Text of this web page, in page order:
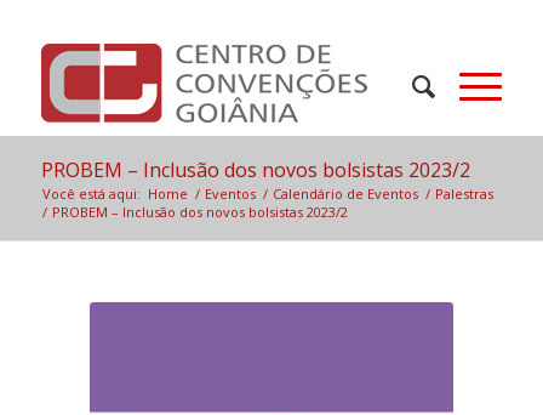
PROBEM – Inclusão dos novos bolsistas 2023/2
Você está aqui: Home / Eventos / Calendário de Eventos / Palestras
/ PROBEM – Inclusão dos novos bolsistas 2023/2